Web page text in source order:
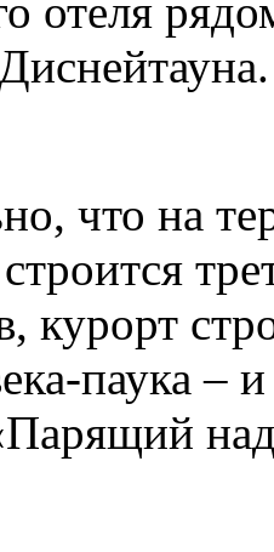
отеля
что на
курорт
паука –